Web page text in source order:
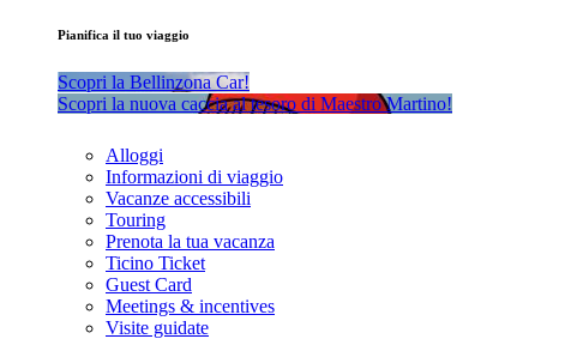
Pianifica il tuo viaggio
Scopri la Bellinzona Car!
Scopri la nuova caccia al tesoro di Maestro Martino!
Alloggi
Informazioni di viaggio
Vacanze accessibili
Touring
Prenota la tua vacanza
Ticino Ticket
Guest Card
Meetings & incentives
Visite guidate